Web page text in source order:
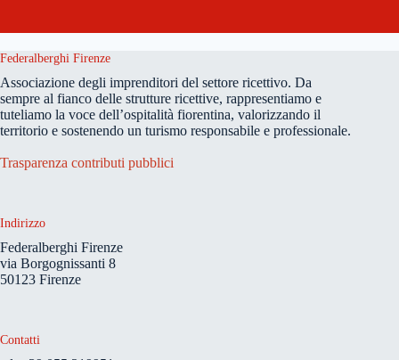
Federalberghi Firenze
Associazione degli imprenditori del settore ricettivo. Da
sempre al fianco delle strutture ricettive, rappresentiamo e
tuteliamo la voce dell’ospitalità fiorentina, valorizzando il
territorio e sostenendo un turismo responsabile e professionale.
Trasparenza contributi pubblici
Indirizzo
Federalberghi Firenze
via Borgognissanti 8
50123 Firenze
Contatti